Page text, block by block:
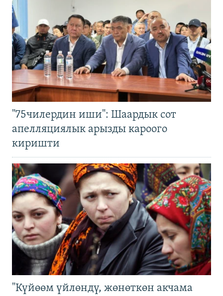
"75чилердин иши": Шаардык сот
апелляциялык арызды кароого
киришти
"Күйөөм үйлөндү, жөнөткөн акчама